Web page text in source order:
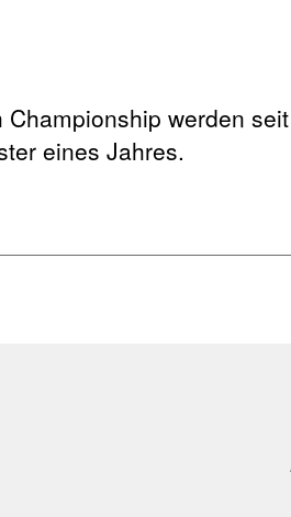
Championship werden
eines Jahres.